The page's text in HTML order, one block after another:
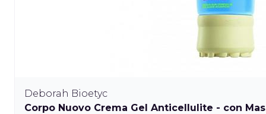
Deborah Bioetyc
Corpo Nuovo Crema Gel Anticellulite - con